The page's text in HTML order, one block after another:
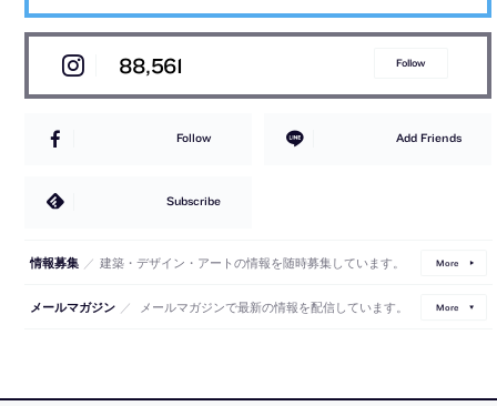
88,561 Follow
Follow Add Friends
Subscribe
情報募集 ／ 建築・デザイン・アートの情報を随時募集しています。 More
メールマガジン ／ メールマガジンで最新の情報を配信しています。 More